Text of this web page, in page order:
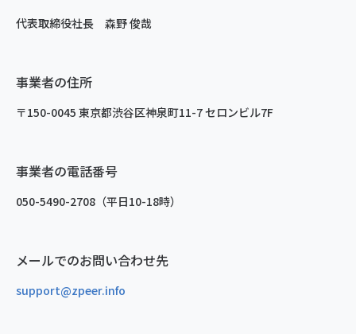
代表取締役社長 森野 俊哉
事業者の住所
〒150-0045 東京都渋谷区神泉町11-7 セロンビル7F
事業者の電話番号
050-5490-2708（平日10-18時）
メールでのお問い合わせ先
support@zpeer.info